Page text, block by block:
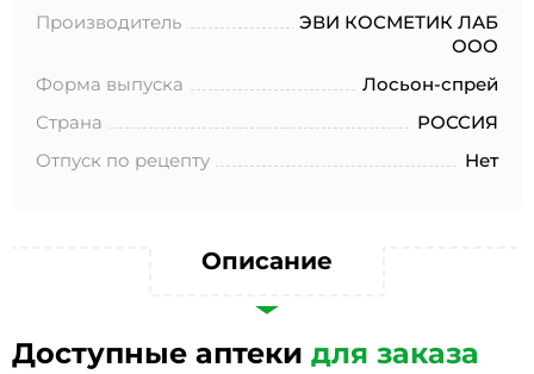
Производитель
ЭВИ КОСМЕТИК ЛАБ
ООО
Форма выпуска
Лосьон-спрей
Страна
РОССИЯ
Отпуск по рецепту
Нет
Описание
Доступные аптеки для заказа
целей, определенных в Согласии на обработку